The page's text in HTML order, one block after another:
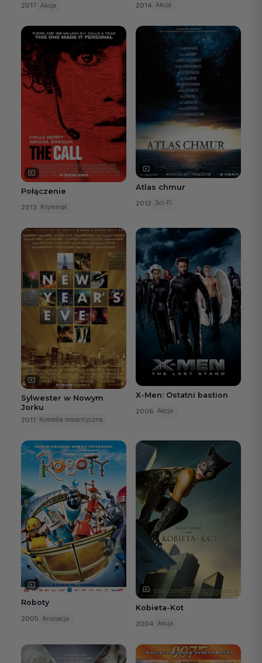
2017 Akcja 2014 Akcja
Połączenie
2013 Kryminał
Atlas chmur
2012 Sci-Fi
Sylwester w Nowym
Jorku
2011 Komedia romantyczna
X-Men: Ostatni bastion
2006 Akcja
Roboty
2005 Animacja
Kobieta-Kot
2004 Akcja